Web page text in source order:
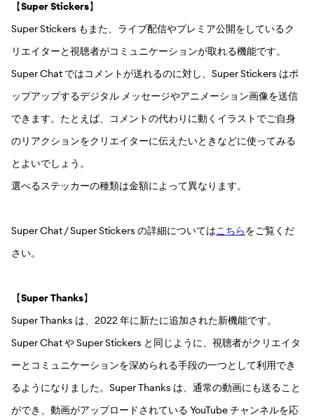
【Super Stickers】
Super Stickers もまた、ライブ配信やプレミア公開をしているク
リエイターと視聴者がコミュニケーションが取れる機能です。
Super Chat ではコメントが送れるのに対し、Super Stickers はポ
ップアップするデジタル メッセージやアニメーション画像を送信
できます。たとえば、コメントの代わりに動くイラストでご自身
のリアクションをクリエイターに伝えたいときなどに使ってみる
とよいでしょう。
選べるステッカーの種類は金額によって異なります。
Super Chat / Super Stickers の詳細についてはこちらをご覧くだ
さい。
【Super Thanks】
Super Thanks は、2022 年に新たに追加された新機能です。
Super Chat や Super Stickers と同じように、視聴者がクリエイタ
ーとコミュニケーションを深められる手段の一つとして利用でき
るようになりました。Super Thanks は、通常の動画にも送ること
ができ、動画がアップロードされている YouTube チャンネルを応